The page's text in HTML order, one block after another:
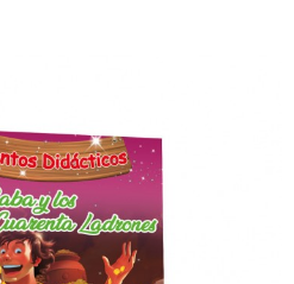
LADRONES